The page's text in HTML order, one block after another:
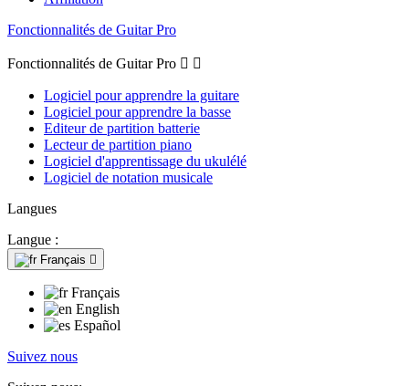
Fonctionnalités de Guitar Pro
Fonctionnalités de Guitar Pro  
Logiciel pour apprendre la guitare
Logiciel pour apprendre la basse
Editeur de partition batterie
Lecteur de partition piano
Logiciel d'apprentissage du ukulélé
Logiciel de notation musicale
Langues
Langue :
Français 
Français
English
Español
Suivez nous